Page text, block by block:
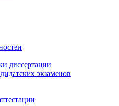
диссертации
экзаменов